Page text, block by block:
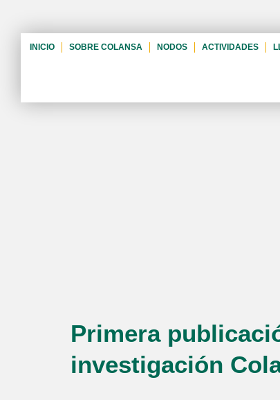
INICIO SOBRE COLANSA NODOS ACTIVIDADES
Primera
investigación